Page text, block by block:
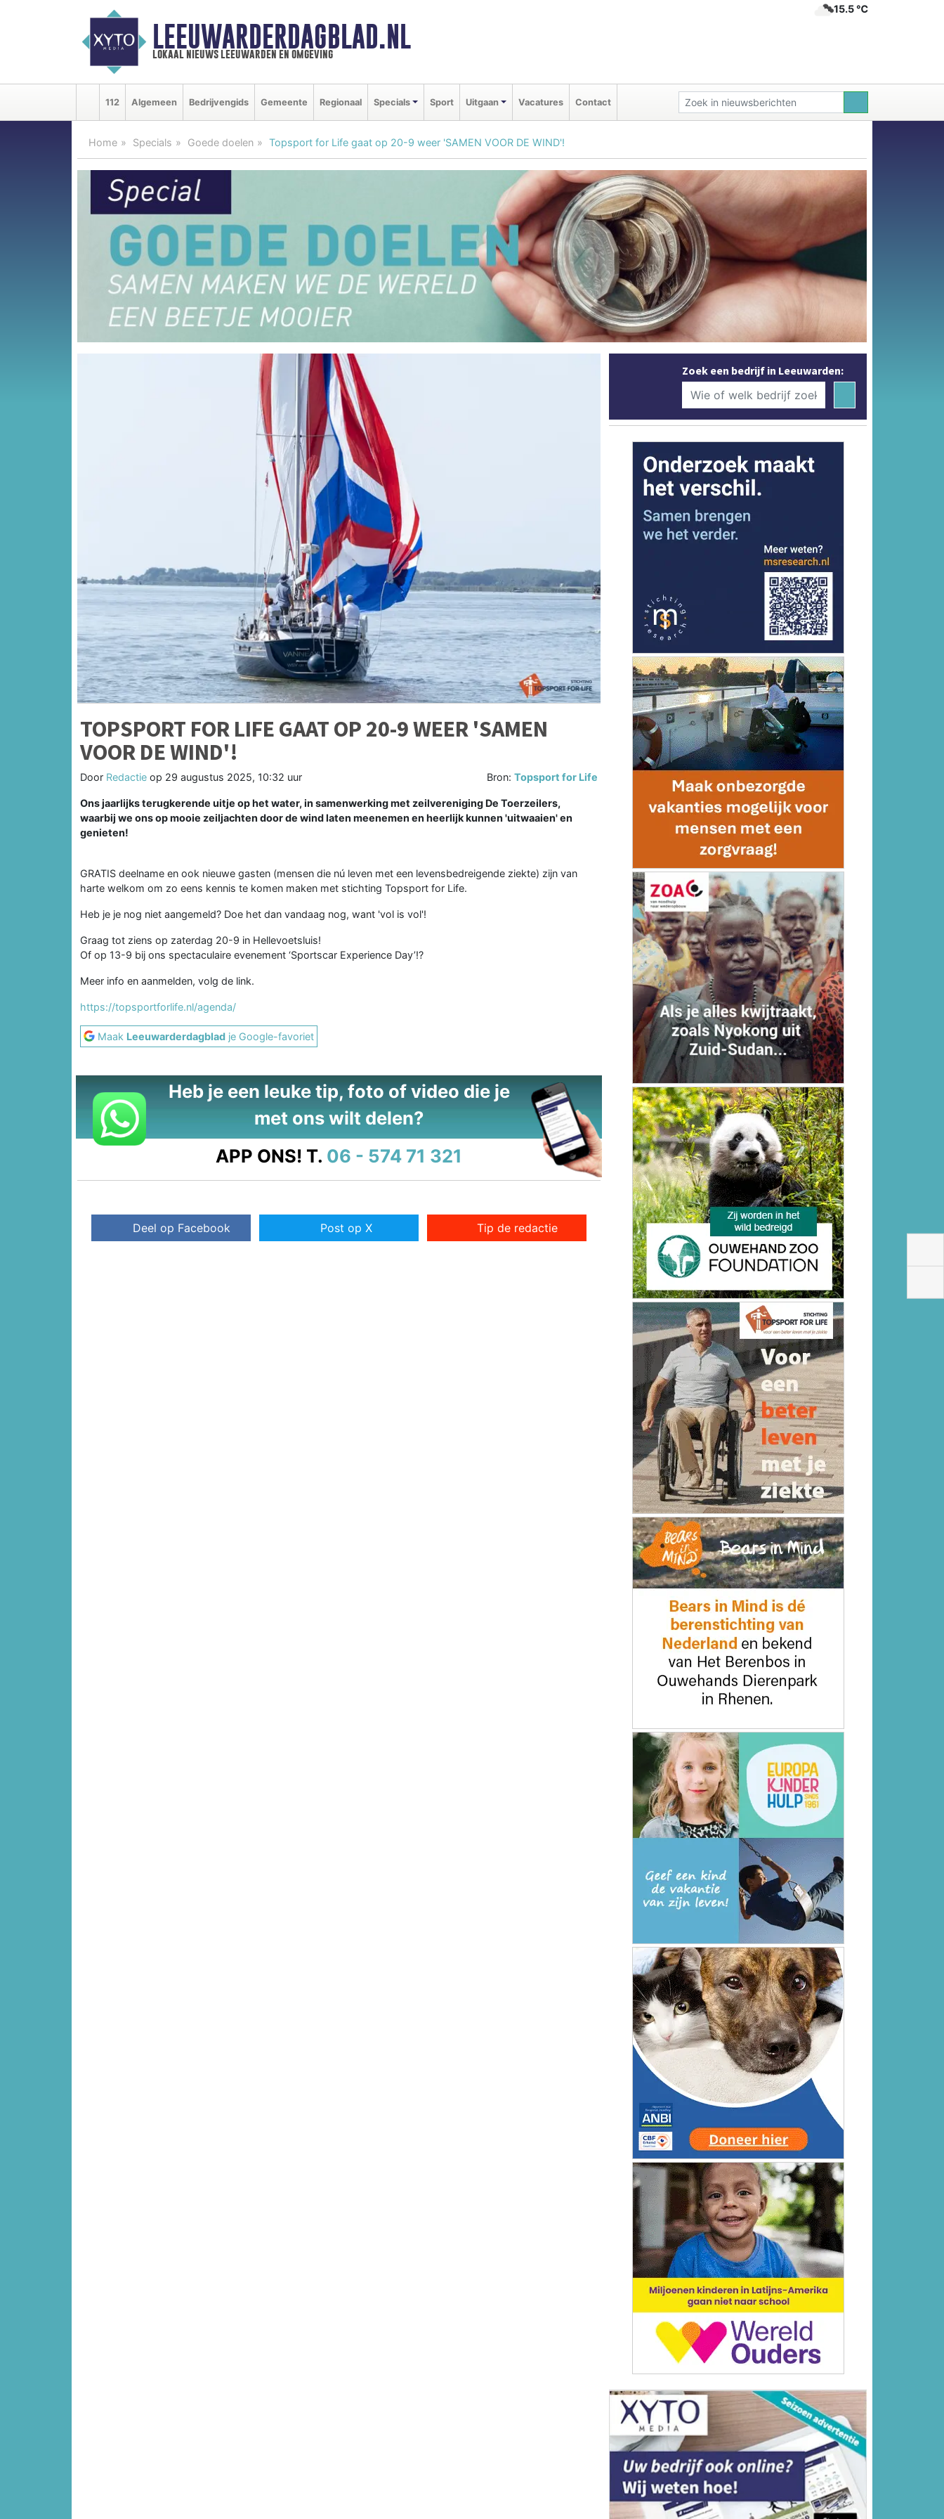
LEEUWARDERDAGBLAD.NL
lokaal nieuws leeuwarden en omgeving
15.5 ℃
112 Algemeen Bedrijvengids Gemeente Regionaal Specials Sport Uitgaan Vacatures Contact
Home Specials Goede doelen Topsport for Life gaat op 20-9 weer 'SAMEN VOOR DE WIND'!
TOPSPORT FOR LIFE GAAT OP 20-9 WEER 'SAMEN
VOOR DE WIND'!
Door Redactie op 29 augustus 2025, 10:32 uur Bron:Topsport for Life
Ons jaarlijks terugkerende uitje op het water, in samenwerking met zeilvereniging De Toerzeilers,
waarbij we ons op mooie zeiljachten door de wind laten meenemen en heerlijk kunnen 'uitwaaien' en
genieten!
GRATIS deelname en ook nieuwe gasten (mensen die nú leven met een levensbedreigende ziekte) zijn van
harte welkom om zo eens kennis te komen maken met stichting Topsport for Life.
Heb je je nog niet aangemeld? Doe het dan vandaag nog, want 'vol is vol'!
Graag tot ziens op zaterdag 20-9 in Hellevoetsluis!
Of op 13-9 bij ons spectaculaire evenement ‘Sportscar Experience Day’!?
Meer info en aanmelden, volg de link.
https://topsportforlife.nl/agenda/
Maak Leeuwarderdagblad je Google-favoriet
Heb je een leuke tip, foto of video die je
met ons wilt delen?
APP ONS! T. 06 - 574 71 321
Deel op Facebook Post op X Tip de redactie
Zoek een bedrijf in Leeuwarden: